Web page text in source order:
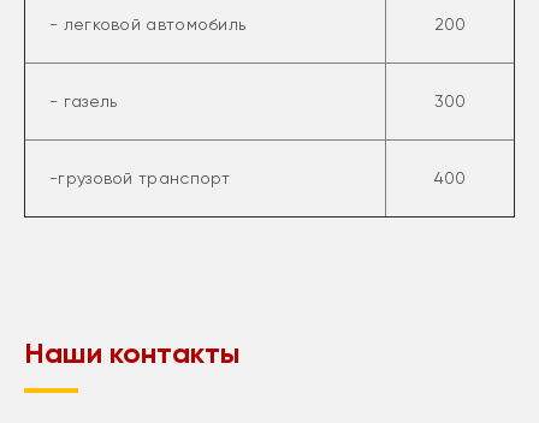
- легковой автомобиль 200
- газель 300
-грузовой транспорт 400
Наши контакты